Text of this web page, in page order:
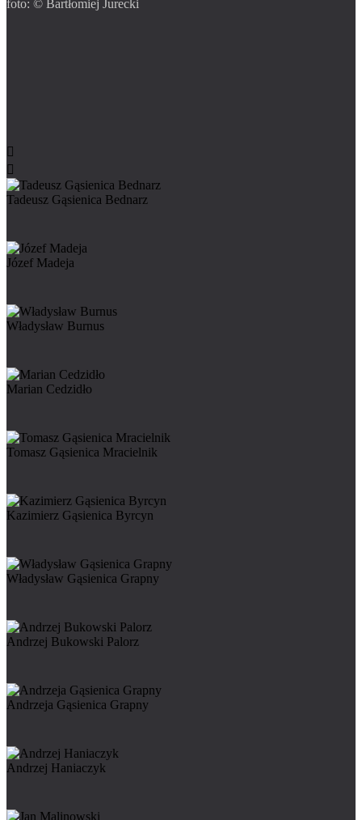
foto: © Bartłomiej Jurecki


Tadeusz Gąsienica Bednarz
Józef Madeja
Władysław Burnus
Marian Cedzidło
Tomasz Gąsienica Mracielnik
Kazimierz Gąsienica Byrcyn
Władysław Gąsienica Grapny
Andrzej Bukowski Palorz
Andrzeja Gąsienica Grapny
Andrzej Haniaczyk